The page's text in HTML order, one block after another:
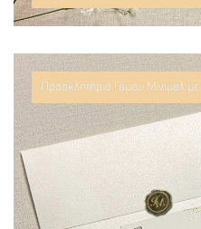
Προσκλητήριο Γάμου Μίνιμαλ